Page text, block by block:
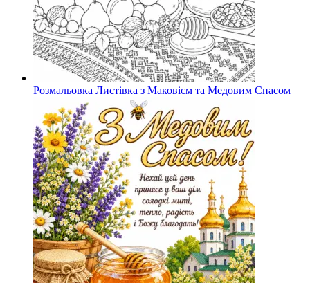
Розмальовка Листівка з Маковієм та Медовим Спасом